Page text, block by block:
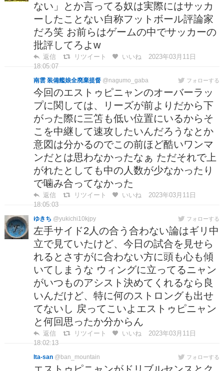
ない」とか言ってる奴は実際にはサッカ
ーしたことない自称フットボール評論家
だろ笑 お前らはゲームの中でサッカーの
批評してろよw
返信 リツイート いいね
2023年03月11日
18:05:07
南雲 装備艦娘全廃棄提督 @nagumo_gaba フォローする
今回のエストゥピニャンのオーバーラッ
プに関しては、リーズが前よりだから下
がった際に三笘も低い位置にいるからそ
こを中継して速攻したいんだろうなとか
意図は分かるのでこの前ほど酷いワンマ
ンだとは思わなかったなぁ ただそれで上
がれたとしても中の人数が少なかったり
で噛み合ってなかった
返信 リツイート いいね
2023年03月11日
18:05:03
ゆきち @yukichi10kjpy フォローする
左手サイド2人の合う合わない論はギリ中
立で見ていたけど、今日の試合を見せら
れるとさすがに合わない方に頭も心も傾
いてしまうな ウィングに立ってるニャン
がいつものアシスト決めてくれるなら良
いんだけど、特に何のストロングも出せ
てないし 戻ってこいよエストゥピニャン
と何回思ったか分からん
返信 リツイート いいね
2023年03月11日
18:02:13
Ita-san @ban_mountain フォローする